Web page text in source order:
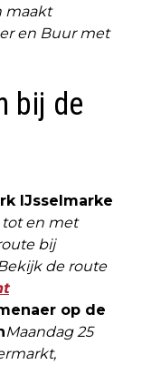
maakt
en Buur met
bij de
IJsselmarke
tot en met
bij
de route
op de
Maandag 25